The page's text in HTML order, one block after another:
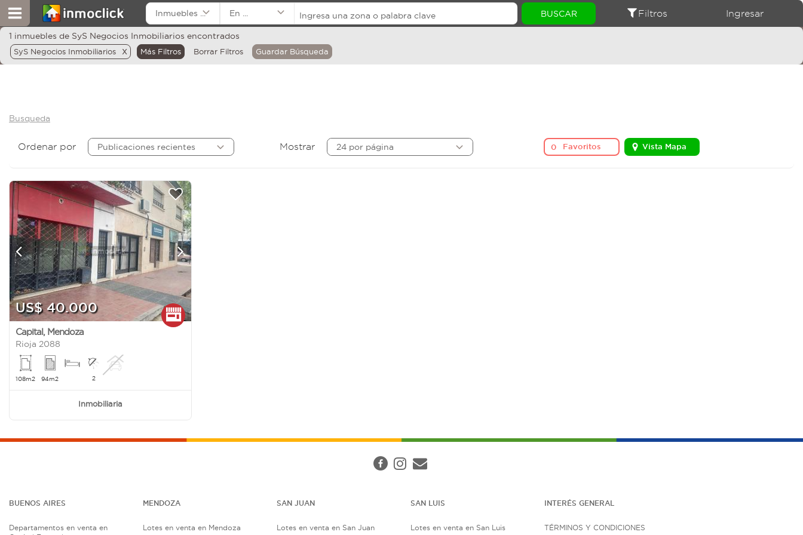
Inmuebles ... En ... Filtros Ingresar
1 inmuebles de SyS Negocios Inmobiliarios encontrados
SyS Negocios Inmobiliarios x Más Filtros Borrar Filtros Guardar Búsqueda
Busqueda
Ordenar por Publicaciones recientes Mostrar 24 por página 0 Favoritos Vista Mapa
US$ 40.000
Capital, Mendoza
Rioja 2088
108m2 94m2 2
Inmobiliaria
BUENOS AIRES
Departamentos en venta en
MENDOZA
Lotes en venta en Mendoza
SAN JUAN
Lotes en venta en San Juan
SAN LUIS
Lotes en venta en San Luis
INTERÉS GENERAL
TÉRMINOS Y CONDICIONES